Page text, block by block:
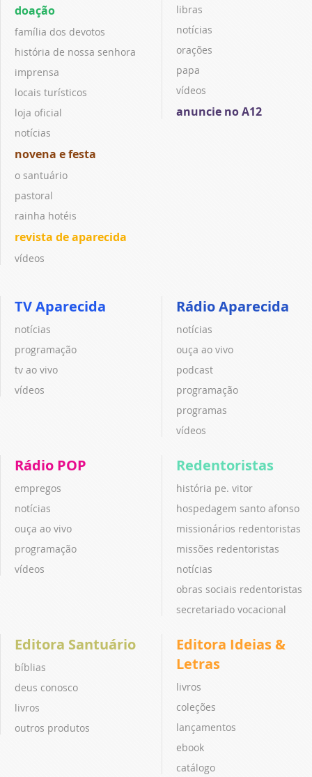
doação
família dos devotos
história de nossa senhora
imprensa
locais turísticos
loja oficial
notícias
novena e festa
o santuário
pastoral
rainha hotéis
revista de aparecida
vídeos
libras
notícias
orações
papa
vídeos
anuncie no A12
TV Aparecida
notícias
programação
tv ao vivo
vídeos
Rádio Aparecida
notícias
ouça ao vivo
podcast
programação
programas
vídeos
Rádio POP
empregos
notícias
ouça ao vivo
programação
vídeos
Redentoristas
história pe. vitor
hospedagem santo afonso
missionários redentoristas
missões redentoristas
notícias
obras sociais redentoristas
secretariado vocacional
Editora Santuário
bíblias
deus conosco
livros
outros produtos
Editora Ideias &
Letras
livros
coleções
lançamentos
ebook
catálogo